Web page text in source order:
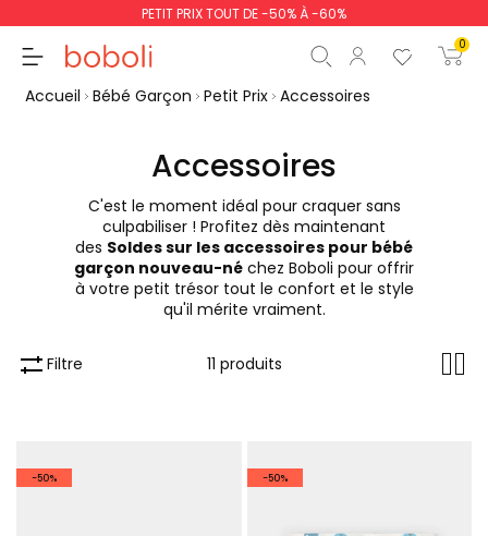
PETIT PRIX TOUT DE -50% À -60%
0
Sous-total
0,00 €
poursuit Commencer la
Accueil Bébé Garçon Petit Prix Accessoires
Accessoires
C'est le moment idéal pour craquer sans
culpabiliser ! Profitez dès maintenant
des Soldes sur les accessoires pour bébé
garçon nouveau-né chez Boboli pour offrir
à votre petit trésor tout le confort et le style
qu'il mérite vraiment.
Filtre 11 produits
-50% -50%